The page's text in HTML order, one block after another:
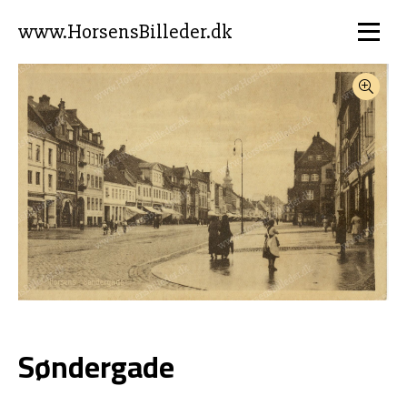
www.HorsensBilleder.dk
Søndergade